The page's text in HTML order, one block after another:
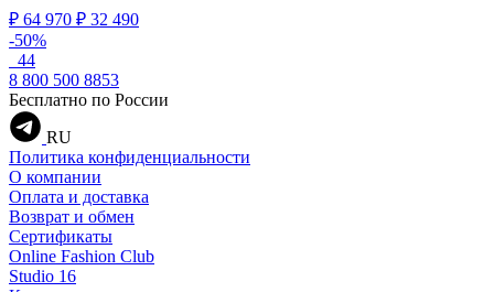
₽ 64 970 ₽ 32 490
-50%
44
8 800 500 8853
Бесплатно по России
RU
Политика конфиденциальности
О компании
Оплата и доставка
Возврат и обмен
Сертификаты
Online Fashion Club
Studio 16